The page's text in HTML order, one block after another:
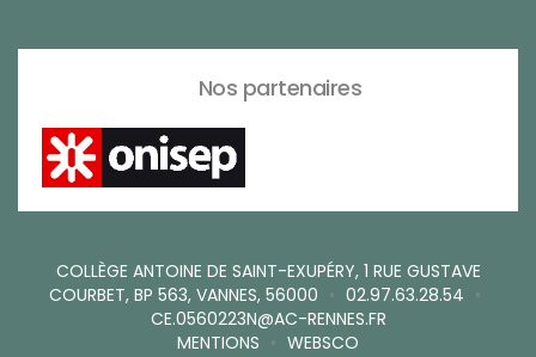
Nos partenaires
COLLÈGE ANTOINE DE SAINT-EXUPÉRY, 1 RUE GUSTAVE
COURBET, BP 563, VANNES, 56000 • 02.97.63.28.54 •
CE.0560223N@AC-RENNES.FR
MENTIONS • WEBSCO